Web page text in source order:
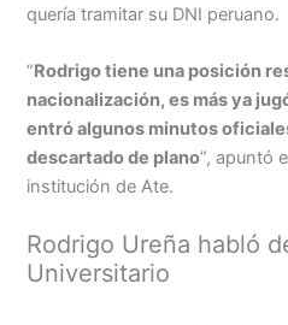
quería tramitar su DNI peruano.
“Rodrigo tiene una posición
nacionalización, es más ya
entró algunos minutos
descartado de plano”, apuntó
institución de Ate.
Rodrigo Ureña habló
Universitario